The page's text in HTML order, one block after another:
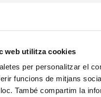
web utilitza cookies
per personalitzar el
funcions de mitjans
També compartim la